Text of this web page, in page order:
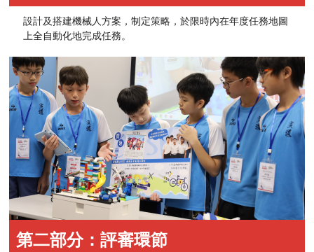
設計及搭建機械人方案，制定策略，於限時內在年度任務地圖
上全自動化地完成任務。
第二部分：評審環節